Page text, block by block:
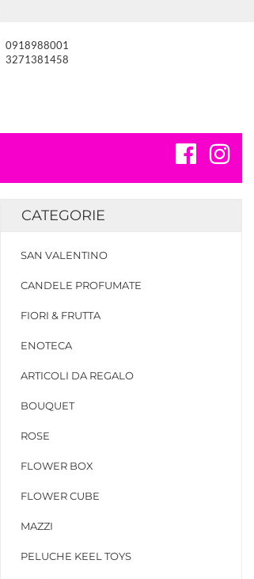
0918988001
3271381458
CATEGORIE
SAN VALENTINO
CANDELE PROFUMATE
FIORI & FRUTTA
ENOTECA
ARTICOLI DA REGALO
BOUQUET
ROSE
FLOWER BOX
FLOWER CUBE
MAZZI
PELUCHE KEEL TOYS